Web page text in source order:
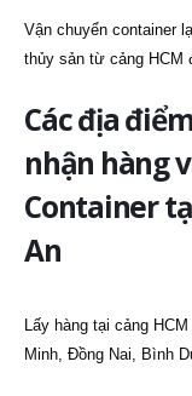
Vận chuyển container
thủy sản từ cảng HCM
Các địa
nhận hàng
Container
An
Lấy hàng tại cảng
Minh, Đồng Nai, Bình